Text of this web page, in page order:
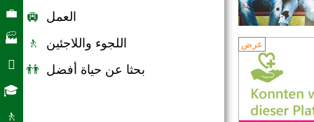
تقديم
المشورة
💼
سوق
🏭
الشركات

الحياة
🎓
الفرص
🚶
🛄
العمل
🚶
اللجوء واللاجئين
👬 بحثا عن حياة أفضل
عرض